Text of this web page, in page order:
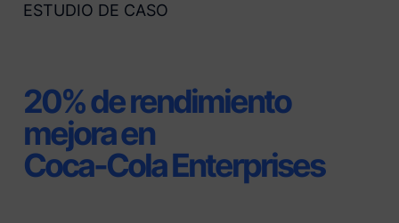
ESTUDIO DE CASO
20% de rendimiento
mejora en
Coca-Cola Enterprises